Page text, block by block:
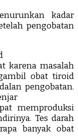
kadar
pengobatan
karena masalah
obat tiroid
pengobatan.
memproduksi
Tes darah
banyak obat